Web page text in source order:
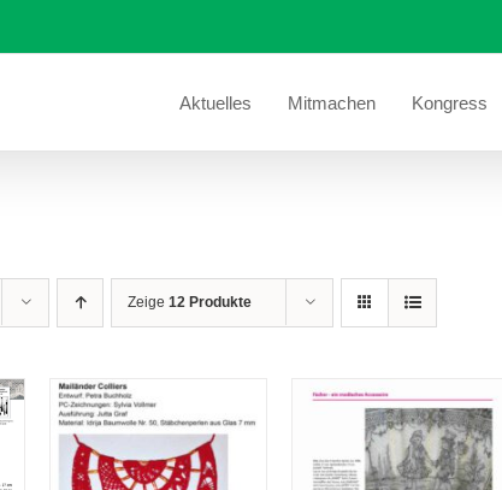
Aktuelles Mitmachen Kongress
Zeige 12 Produkte